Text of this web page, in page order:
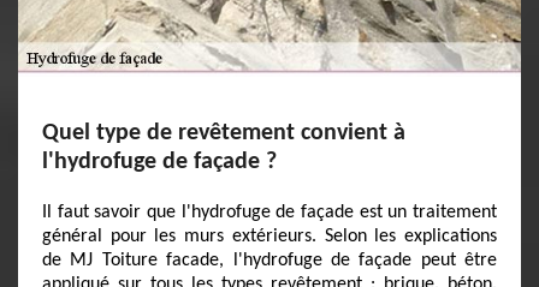
Quel type de revêtement convient à
l'hydrofuge de façade ?
Il faut savoir que l'hydrofuge de façade est un traitement
général pour les murs extérieurs. Selon les explications
de MJ Toiture facade, l'hydrofuge de façade peut être